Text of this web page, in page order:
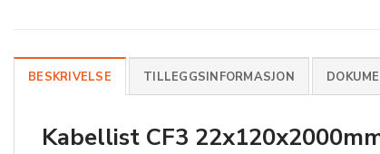
BESKRIVELSE TILLEGGSINFORMASJON
Kabellist CF3